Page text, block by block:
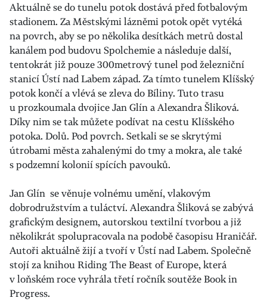
Aktuálně se do tunelu potok dostává před fotbalovým
stadionem. Za Městskými lázněmi potok opět vytéká
na povrch, aby se po několika desítkách metrů dostal
kanálem pod budovu Spolchemie a následuje další,
tentokrát již pouze 300metrový tunel pod železniční
stanicí Ústí nad Labem západ. Za tímto tunelem Klíšský
potok končí a vlévá se zleva do Bíliny. Tuto trasu
u prozkoumala dvojice Jan Glín a Alexandra Šliková.
Díky nim se tak můžete podívat na cestu Klíšského
potoka. Dolů. Pod povrch. Setkali se se skrytými
útrobami města zahalenými do tmy a mokra, ale také
s podzemní kolonií spících pavouků.
Jan Glín se věnuje volnému umění, vlakovým
dobrodružstvím a tuláctví. Alexandra Šliková se zabývá
grafickým designem, autorskou textilní tvorbou a již
několikrát spolupracovala na podobě časopisu Hraničář.
Autoři aktuálně žijí a tvoří v Ústí nad Labem. Společně
stojí za knihou Riding The Beast of Europe, která
v loňském roce vyhrála třetí ročník soutěže Book in
Progress.